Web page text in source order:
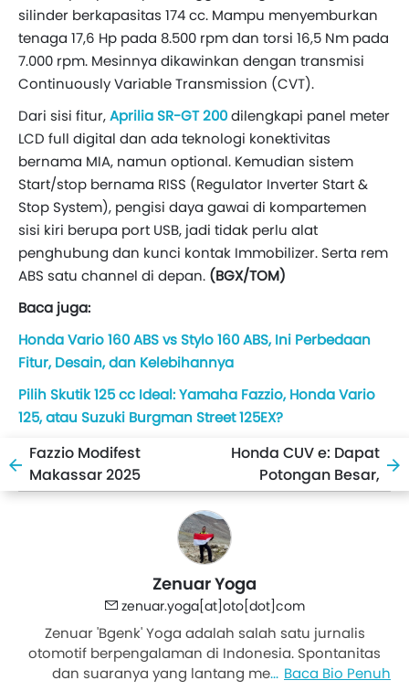
silinder berkapasitas 174 cc. Mampu menyemburkan
tenaga 17,6 Hp pada 8.500 rpm dan torsi 16,5 Nm pada
7.000 rpm. Mesinnya dikawinkan dengan transmisi
Continuously Variable Transmission (CVT).
Dari sisi fitur,Aprilia SR-GT 200dilengkapi panel meter
LCD full digital dan ada teknologi konektivitas
bernama MIA, namun optional. Kemudian sistem
Start/stop bernama RISS (Regulator Inverter Start &
Stop System), pengisi daya gawai di kompartemen
sisi kiri berupa port USB, jadi tidak perlu alat
penghubung dan kunci kontak Immobilizer. Serta rem
ABS satu channel di depan. (BGX/TOM)
Baca juga:
Honda Vario 160 ABS vs Stylo 160 ABS, Ini Perbedaan
Fitur, Desain, dan Kelebihannya
Pilih Skutik 125 cc Ideal: Yamaha Fazzio, Honda Vario
125, atau Suzuki Burgman Street 125EX?
Fazzio Modifest
Makassar 2025
Lampiaskan Ekspresi
dan Bakat Anak Muda
Honda CUV e: Dapat
Potongan Besar,
Harga Jadi Setara
Zenuar Yoga
zenuar.yoga[at]oto[dot]com
Zenuar 'Bgenk' Yoga adalah salah satu jurnalis
otomotif berpengalaman di Indonesia. Spontanitas
dan suaranya yang lantang memberi warna
Baca Bio Penuh